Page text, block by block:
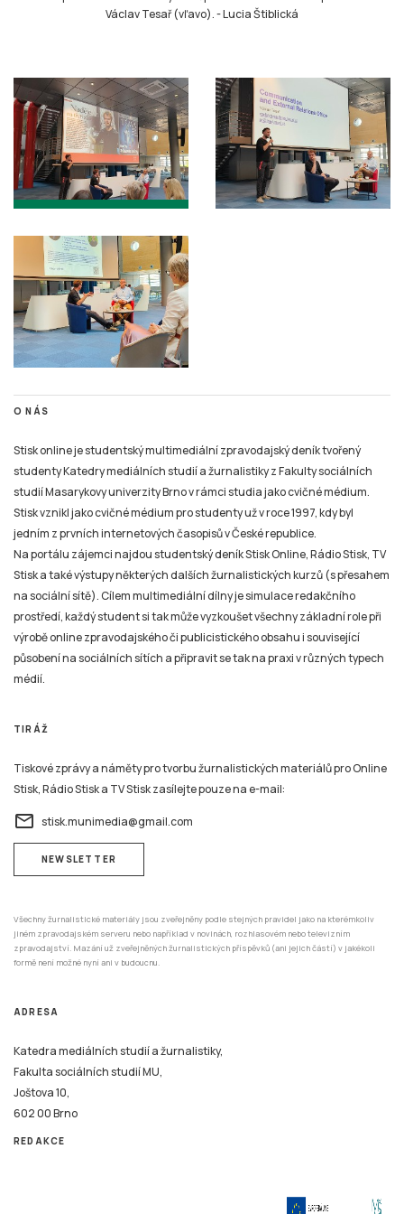
Václav Tesař (vľavo).-Lucia Štiblická
O NÁS
Stisk online je studentský multimediální zpravodajský deník tvořený
studenty Katedry mediálních studií a žurnalistiky z Fakulty sociálních
studií Masarykovy univerzity Brno v rámci studia jako cvičné médium.
Stisk vznikl jako cvičné médium pro studenty už v roce 1997, kdy byl
jedním z prvních internetových časopisů v České republice.
Na portálu zájemci najdou studentský deník Stisk Online, Rádio Stisk, TV
Stisk a také výstupy některých dalších žurnalistických kurzů (s přesahem
na sociální sítě). Cílem multimediální dílny je simulace redakčního
prostředí, každý student si tak může vyzkoušet všechny základní role při
výrobě online zpravodajského či publicistického obsahu i související
působení na sociálních sítích a připravit se tak na praxi v různých typech
médií.
TIRÁŽ
Tiskové zprávy a náměty pro tvorbu žurnalistických materiálů pro Online
Stisk, Rádio Stisk a TV Stisk zasílejte pouze na e-mail:
email stisk.munimedia@gmail.com
NEWSLETTER
Všechny žurnalistické materiály jsou zveřejněny podle stejných pravidel jako na kterémkoliv
jiném zpravodajském serveru nebo například v novinách, rozhlasovém nebo televizním
zpravodajství. Mazání už zveřejněných žurnalistických příspěvků (ani jejich částí) v jakékoli
formě není možné nyní ani v budoucnu.
ADRESA
Katedra mediálních studií a žurnalistiky,
Fakulta sociálních studií MU,
Joštova 10,
602 00 Brno
REDAKCE